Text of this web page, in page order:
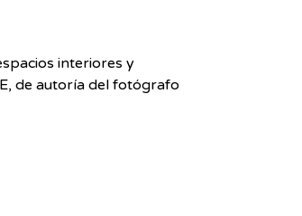
interiores y
de autoría del fotógrafo